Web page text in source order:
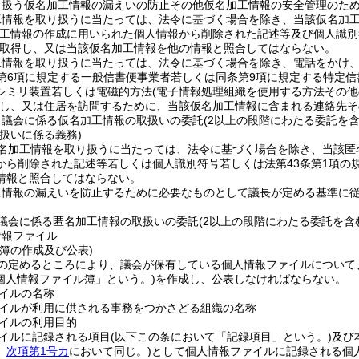
う仮名加工情報の漏えいの防止その他仮名加工情報の安全管理のた
報を取り扱うに当たっては、法令に基づく場合を除き、当該仮名
情報の作成に用いられた個人情報から削除された記述等及び個人識
得し、又は当該仮名加工情報を他の情報と照合してはならない。
報を取り扱うに当たっては、法令に基づく場合を除き、電話をかけ
6項に規定する一般信書便事業者若しくは同条第9項に規定する特定
ミリ装置若しくは電磁的方法(電子情報処理組織を使用する方法その
、又は住居を訪問するために、当該仮名加工情報に含まれる連絡先
会に係る仮名加工情報の取扱いの委託(2以上の段階にわたる委託を
いに係る義務)
加工情報を取り扱うに当たっては、法令に基づく場合を除き、当該
ら削除された記述等若しくは個人識別符号若しくは法第43条第1項
と照合してはならない。
報の漏えいを防止するために必要なものとして議長が定める基準
会に係る匿名加工情報の取扱いの委託(2以上の段階にわたる委託を含
ファイル
の作成及び公表)
定めるところにより、議会が保有している個人情報ファイルについ
人情報ファイル簿」という。)を作成し、公表しなければならない。
ルの名称
ルが利用に供される事務をつかさどる組織の名称
ルの利用目的
ルに記録される項目(以下この条において「記録項目」という。)及び
次項第1号カにおいて同じ。)として個人情報ファイルに記録される個